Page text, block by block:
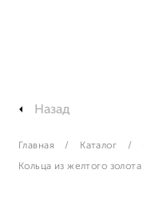
Назад
Главная Каталог
Кольца из желтого золота